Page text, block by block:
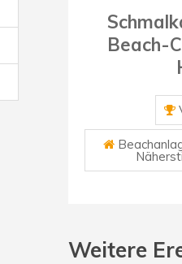
Beach-
Weitere